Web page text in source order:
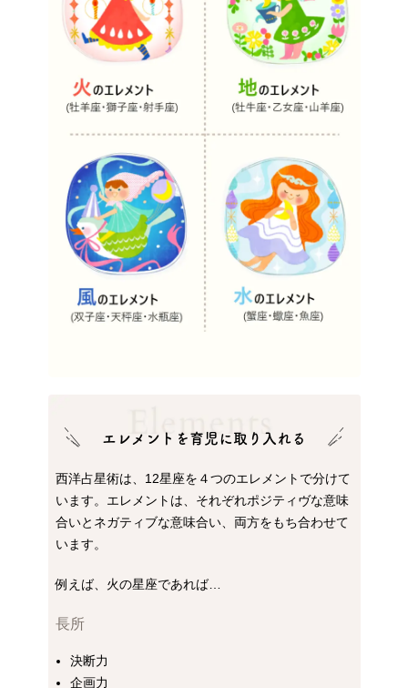
エレメントを育児に取り入れる
西洋占星術は、12星座を４つのエレメントで分けて
います。エレメントは、それぞれポジティヴな意味
合いとネガティブな意味合い、両方をもち合わせて
います。
例えば、火の星座であれば…
長所
決断力
企画力